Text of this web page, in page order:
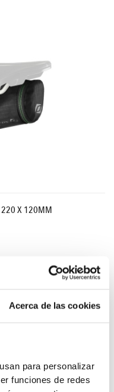
Acerca de las cookies
para personalizar
funciones de redes
220 X 120MM